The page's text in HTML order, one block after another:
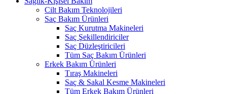
Cilt Bakım Teknolojileri
Saç Bakım Ürünleri
Saç Kurutma Makineleri
Saç Şekillendiriciler
Saç Düzleştiricileri
Tüm Saç Bakım Ürünleri
Erkek Bakım Ürünleri
Tıraş Makineleri
Saç & Sakal Kesme Makineleri
Tüm Erkek Bakım Ürünleri